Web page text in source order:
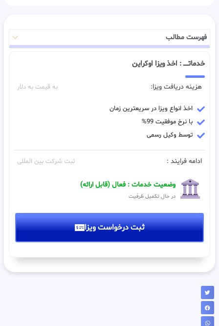
فهرست مطالب
خدماتـــــ : اخذ ویزا اوکراین
هزینه دریافت ویزا: به قیمت به دلار
اخذ انواع ویزا در سریعترین زمان
با نرخ موفقیت 99%
توسط وکیل رسمی
ادامه فرایند : ثبت شرکت بین المللی
وضعیت خدمات : فعال (قابل ارائه)
در حال تکمیل ظرفیت
ثبت درخواست ویزا